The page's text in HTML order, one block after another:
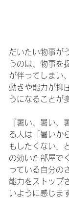
だいたい物事が
うのは、物事を
が伴ってしまい
動きや能力が抑
うになることが
『暑い、暑い、
る人は「暑いか
もしたくない」
の効いた部屋で
っている自分の
能力をストップ
いように感じま